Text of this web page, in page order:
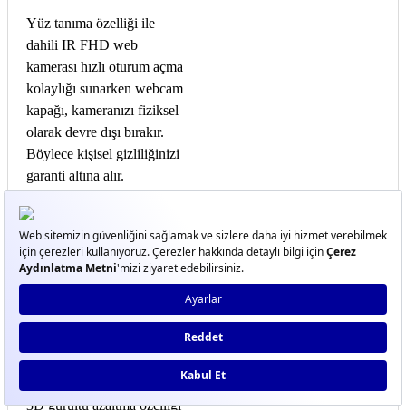
Yüz tanıma özelliği ile
dahili IR FHD web
kamerası hızlı oturum açma
kolaylığı sunarken webcam
kapağı, kameranızı fiziksel
olarak devre dışı bırakır.
Böylece kişisel gizliliğinizi
garanti altına alır.
Kusursuz
Toplantı
Deneyimi
3D Gürültü
Kamera
3D gürültü azaltma özelliği